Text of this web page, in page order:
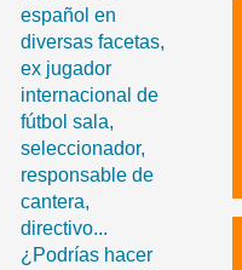
español en
diversas facetas,
ex jugador
internacional de
fútbol sala,
seleccionador,
responsable de
cantera,
directivo...
¿Podrías hacer